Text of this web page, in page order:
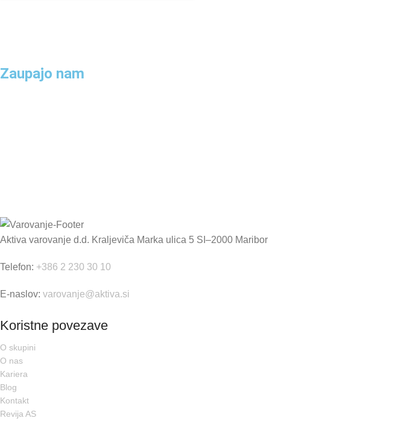
Zaupajo nam
Aktiva varovanje d.d. Kraljeviča Marka ulica 5 SI–2000 Maribor
Telefon: +386 2 230 30 10
E-naslov: varovanje@aktiva.si
Koristne povezave
O skupini
O nas
Kariera
Blog
Kontakt
Revija AS